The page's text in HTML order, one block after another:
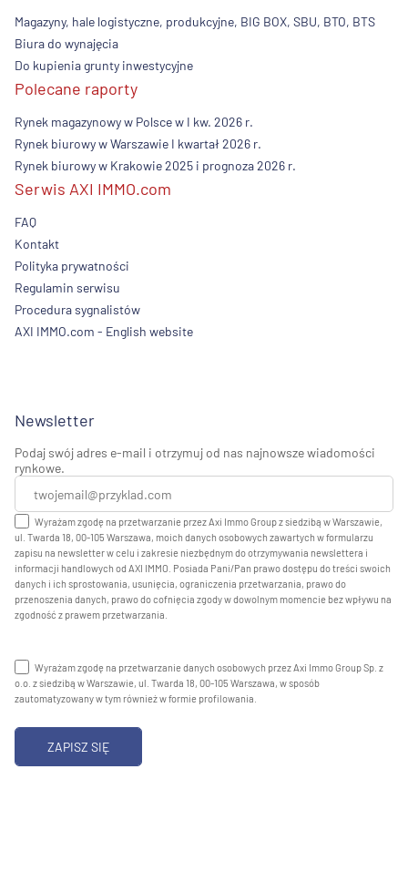
Magazyny, hale logistyczne, produkcyjne, BIG BOX, SBU, BTO, BTS
Biura do wynajęcia
Do kupienia grunty inwestycyjne
Polecane raporty
Rynek magazynowy w Polsce w I kw. 2026 r.
Rynek biurowy w Warszawie I kwartał 2026 r.
Rynek biurowy w Krakowie 2025 i prognoza 2026 r.
Serwis AXI IMMO.com
FAQ
Kontakt
Polityka prywatności
Regulamin serwisu
Procedura sygnalistów
AXI IMMO.com - English website
Newsletter
Podaj swój adres e-mail i otrzymuj od nas najnowsze wiadomości
rynkowe.
Wyrażam zgodę na przetwarzanie przez Axi Immo Group z siedzibą w Warszawie,
ul. Twarda 18, 00-105 Warszawa, moich danych osobowych zawartych w formularzu
zapisu na newsletter w celu i zakresie niezbędnym do otrzymywania newslettera i
informacji handlowych od AXI IMMO. Posiada Pani/Pan prawo dostępu do treści swoich
danych i ich sprostowania, usunięcia, ograniczenia przetwarzania, prawo do
przenoszenia danych, prawo do cofnięcia zgody w dowolnym momencie bez wpływu na
zgodność z prawem przetwarzania.
Wyrażam zgodę na przetwarzanie danych osobowych przez Axi Immo Group Sp. z
o.o. z siedzibą w Warszawie, ul. Twarda 18, 00-105 Warszawa, w sposób
zautomatyzowany w tym również w formie profilowania.